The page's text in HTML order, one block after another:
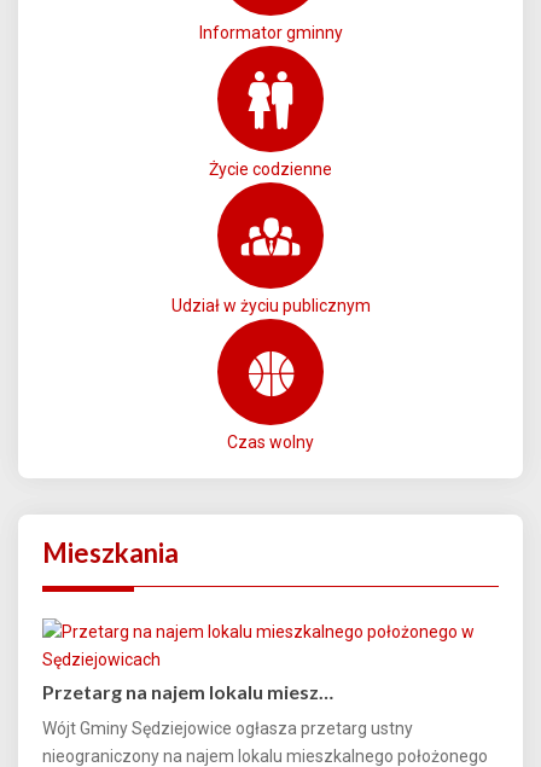
Informator gminny
Życie codzienne
Udział w życiu publicznym
Czas wolny
Mieszkania
Przetarg na najem lokalu miesz…
Wójt Gminy Sędziejowice ogłasza przetarg ustny
nieograniczony na najem lokalu mieszkalnego położonego